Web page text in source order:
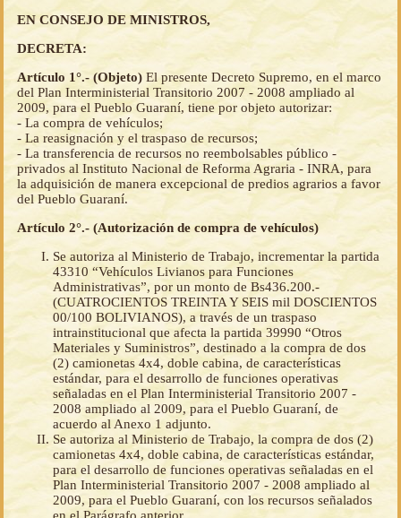
EN CONSEJO DE MINISTROS,
DECRETA:
Artículo 1°.- (Objeto) El presente Decreto Supremo, en el marco
del Plan Interministerial Transitorio 2007 - 2008 ampliado al
2009, para el Pueblo Guaraní, tiene por objeto autorizar:
- La compra de vehículos;
- La reasignación y el traspaso de recursos;
- La transferencia de recursos no reembolsables público -
privados al Instituto Nacional de Reforma Agraria - INRA, para
la adquisición de manera excepcional de predios agrarios a favor
del Pueblo Guaraní.
Artículo 2°.- (Autorización de compra de vehículos)
Se autoriza al Ministerio de Trabajo, incrementar la partida
43310 “Vehículos Livianos para Funciones
Administrativas”, por un monto de Bs436.200.-
(CUATROCIENTOS TREINTA Y SEIS mil DOSCIENTOS
00/100 BOLIVIANOS), a través de un traspaso
intrainstitucional que afecta la partida 39990 “Otros
Materiales y Suministros”, destinado a la compra de dos
(2) camionetas 4x4, doble cabina, de características
estándar, para el desarrollo de funciones operativas
señaladas en el Plan Interministerial Transitorio 2007 -
2008 ampliado al 2009, para el Pueblo Guaraní, de
acuerdo al Anexo 1 adjunto.
Se autoriza al Ministerio de Trabajo, la compra de dos (2)
camionetas 4x4, doble cabina, de características estándar,
para el desarrollo de funciones operativas señaladas en el
Plan Interministerial Transitorio 2007 - 2008 ampliado al
2009, para el Pueblo Guaraní, con los recursos señalados